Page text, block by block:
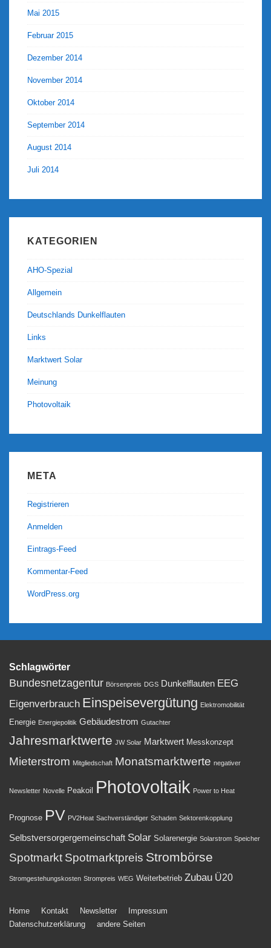
Mai 2015
Februar 2015
Dezember 2014
November 2014
Oktober 2014
September 2014
August 2014
Juli 2014
KATEGORIEN
AHO-Spezial
Allgemein
Deutschlands Dunkelflauten
Links
Marktwert Solar
Meinung
Photovoltaik
META
Registrieren
Anmelden
Eintrags-Feed
Kommentar-Feed
WordPress.org
Schlagwörter
Bundesnetzagentur Börsenpreis DGS Dunkelflauten EEG
Eigenverbrauch Einspeisevergütung Elektromobilität
Energie Energiepolitik Gebäudestrom Gutachter
Jahresmarktwerte JW Solar Marktwert Messkonzept
Mieterstrom Mitgliedschaft Monatsmarktwerte negativer
Newsletter Novelle Peakoil Photovoltaik Power to Heat
Prognose PV PV2Heat Sachverständiger Schaden Sektorenkopplung
Selbstversorgergemeinschaft Solar Solarenergie Solarstrom Speicher
Spotmarkt Spotmarktpreis Strombörse
Stromgestehungskosten Strompreis WEG Weiterbetrieb Zubau Ü20
Footer-
Menü
Home Kontakt Newsletter
Impressum
Datenschutzerklärung
andere Seiten